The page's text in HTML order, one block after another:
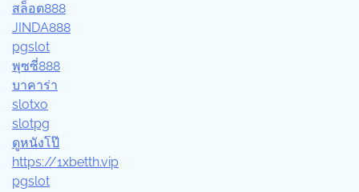
สล็อต888
JINDA888
pgslot
พุซซี่888
บาคาร่า
slotxo
slotpg
ดูหนังโป๊
https://1xbetth.vip
pgslot